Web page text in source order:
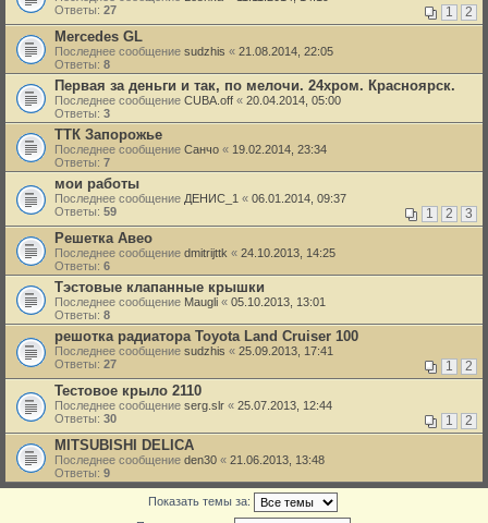
Ответы: 27 1 2
Mercedes GL
Последнее сообщение sudzhis « 21.08.2014, 22:05
Ответы: 8
Первая за деньги и так, по мелочи. 24хром. Красноярск.
Последнее сообщение CUBA.off « 20.04.2014, 05:00
Ответы: 3
ТТК Запорожье
Последнее сообщение Санчо « 19.02.2014, 23:34
Ответы: 7
мои работы
Последнее сообщение ДЕНИС_1 « 06.01.2014, 09:37
Ответы: 59 1 2 3
Решетка Авео
Последнее сообщение dmitrijttk « 24.10.2013, 14:25
Ответы: 6
Тэстовые клапанные крышки
Последнее сообщение Maugli « 05.10.2013, 13:01
Ответы: 8
решотка радиатора Toyota Land Cruiser 100
Последнее сообщение sudzhis « 25.09.2013, 17:41
Ответы: 27 1 2
Тестовое крыло 2110
Последнее сообщение serg.slr « 25.07.2013, 12:44
Ответы: 30 1 2
MITSUBISHI DELICA
Последнее сообщение den30 « 21.06.2013, 13:48
Ответы: 9
Показать темы за: